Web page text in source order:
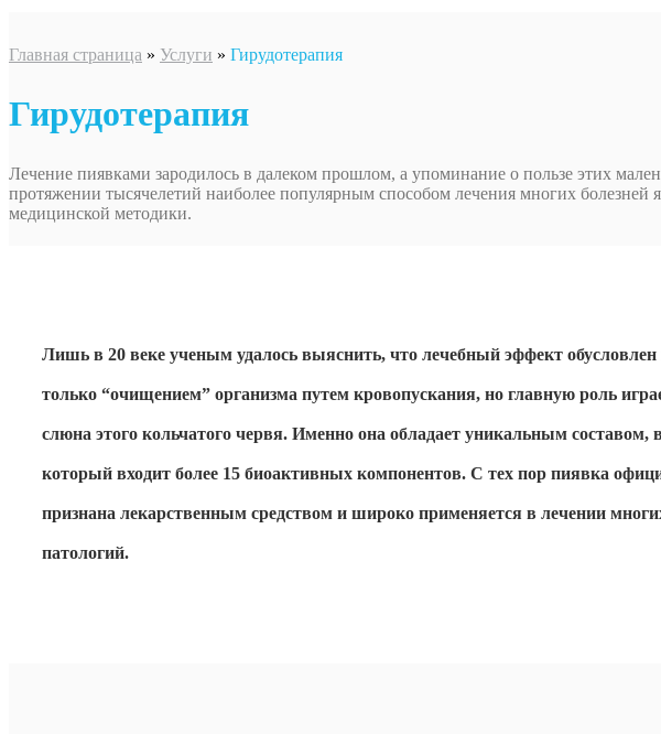
Главная страница » Услуги » Гирудотерапия
Гирудотерапия
Лечение пиявками зародилось в далеком прошлом, а упоминание о пользе этих
протяжении тысячелетий наиболее популярным способом лечения многих болезней
медицинской методики.
Лишь в 20 веке ученым удалось выяснить, что лечебный эффект обусловлен
только “очищением” организма путем кровопускания, но главную роль
слюна этого кольчатого червя. Именно она обладает уникальным составом, в
который входит более 15 биоактивных компонентов. С тех пор пиявка
признана лекарственным средством и широко применяется в лечении
патологий.